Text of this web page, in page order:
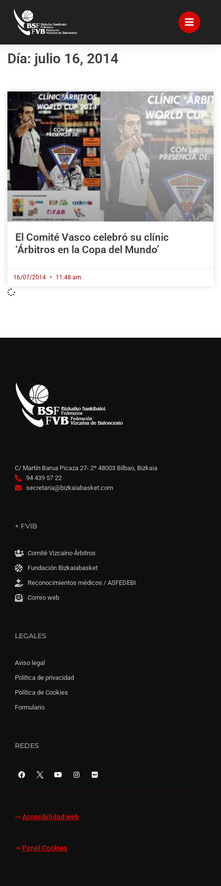
Día: julio 16, 2014
El Comité Vasco celebró su clínic
‘Árbitros en la Copa del Mundo’
16/07/2014 11:48 am
C/ Martín Barua Picaza 27- 2º 48003 Bilbao, Bizkaia
94 439 57 22
secretaria@bizkaiabasket.com
+ FVIB
Comité Vizcaíno Árbitros
Fundación Bizkaiabasket
Reconocimientos médicos / ASFEDEBI
Correo web
LEGALES
Aviso legal
Política de privacidad
Política de Cookies
Formulario
REDES
⇒ Accesibilidad web
⇒ Panel Cookies